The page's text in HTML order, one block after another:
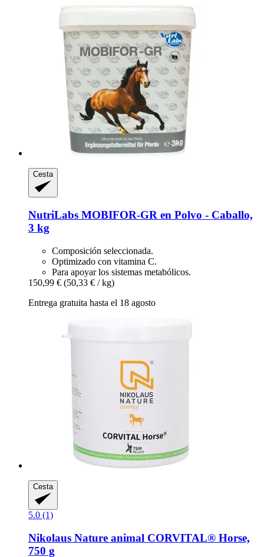
Cesta
NutriLabs MOBIFOR-​GR en Polvo -​ Caballo,
3 kg
Composición seleccionada.
Optimizado con vitamina C.
Para apoyar los sistemas metabólicos.
150,99 € (50,33 € / kg)
Entrega gratuita hasta el 18 agosto
Cesta
5.0 (1)
Nikolaus Nature animal CORVITAL® Horse,
750 g